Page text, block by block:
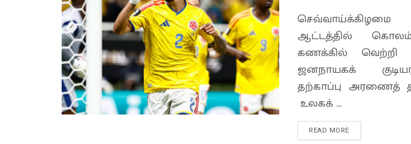
ஆட்டத்தில்
கணக்கில் வெற்றி
ஜனநாயகக்
தற்காப்பு அரணைத்
உலகக் ...
READ MORE